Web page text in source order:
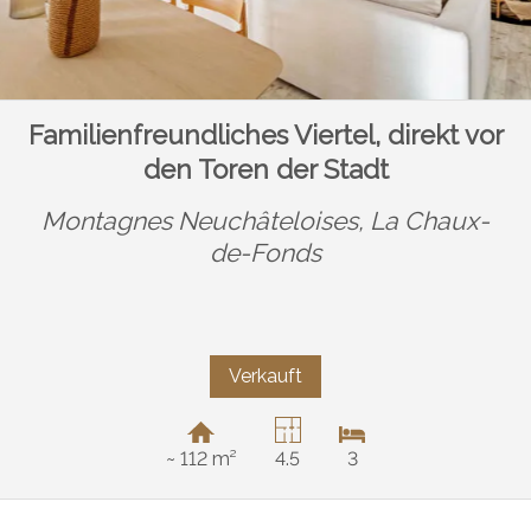
Familienfreundliches Viertel, direkt vor
den Toren der Stadt
Montagnes Neuchâteloises, La Chaux-
de-Fonds
Verkauft
~ 112 m² 4.5 3